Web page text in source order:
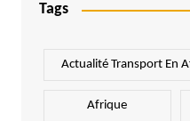
Tags
Actualité Transport En
Afrique